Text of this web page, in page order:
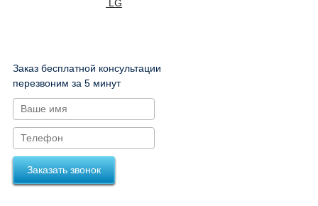
LG
Заказ бесплатной консультации
перезвоним за 5 минут
Заказать звонок